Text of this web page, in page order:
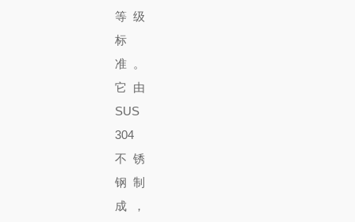
等级
标
准。
它由
SUS
304
不锈
钢制
成，